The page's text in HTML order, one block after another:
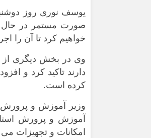
یوسف نوری روز
صورت مستمر در
خواهیم کرد تا آن را
وی در بخش دیگری از
دارند تاکید کرد و
کرده است.
وزیر آموزش و پرورش
آموزش و پرورش
امکانات و تجهیزات